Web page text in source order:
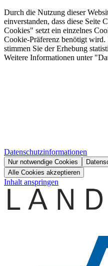
Durch die Nutzung dieser
einverstanden, dass diese
Cookies" setzt ein einzelnes
Cookie-Präferenz benötigt
stimmen Sie der Erhebung
Weitere Informationen unter
Datenschutzinformationen
Nur notwendige Cookies
Alle Cookies akzeptieren
Inhalt anspringen